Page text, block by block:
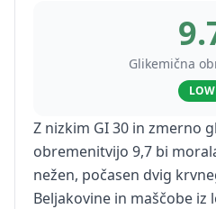
Glikemična
LOW
Z nizkim GI 30 in zmerno
obremenitvijo 9,7 bi
nežen, počasen dvig
Beljakovine in maščobe iz